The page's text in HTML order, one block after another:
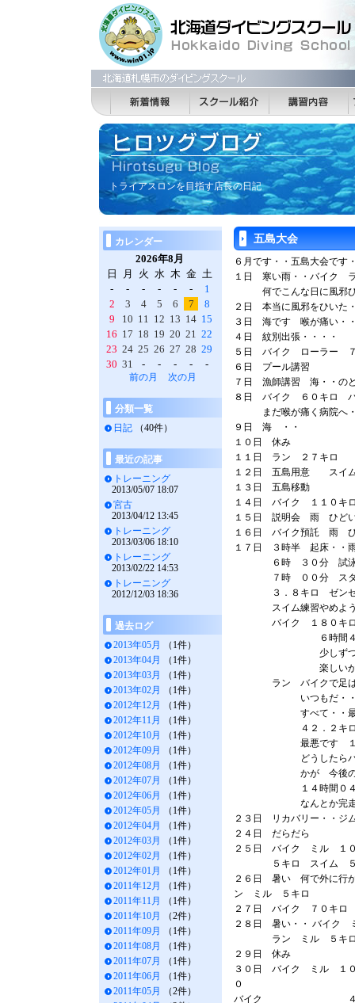
トライアスロンを目指す店長の日記
五島大会
６月です・・五島大会です
１日 寒い雨・・バイク
何でこんな日に風邪ひ
２日 本当に風邪をひいた
３日 海です 喉が痛い・
４日 紋別出張・・・・
５日 バイク ローラー
６日 プール講習
７日 漁師講習 海・・の
８日 バイク ６０キロ
まだ喉が痛く病院へ
９日 海 ・・
１０日 休み
１１日 ラン ２７キロ
１２日 五島用意 スイ
１３日 五島移動
１４日 バイク １１０
１５日 説明会 雨 ひど
１６日 バイク預託 雨
１７日 ３時半 起床・・
６時 ３０分 試泳・
７時 ００分 ス
３．８キロ ゼンゼ
スイム練習やめよう
バイク １８０キ
６時間４４分
少しずつ早く
楽しいが坂だ
ラン バイクで足は終
いつもだ・・ラン
すべて・・最大攻
４２．２キロ
最悪です １５０
どうしたらバイク
かが 今後の課題
１４時間０４分
なんとか完走
２３日 リカバリー・・ジ
２４日 だらだら
２５日 バイク ミル １
５キロ スイム
２６日 暑い 何で外に
ン ミル ５キロ
２７日 バイク ７０キ
２８日 暑い・・ バイク
ラン ミル ５キ
２９日 休み
３０日 バイク ミル １
０
バイク ４２０キ
カレンダー
2026年8月
日
月 火 水 木 金 土
-
- - - - -
1
2
3 4 5 6 7
8
9
10 11 12 13 14 15
16 17 18 19 20 21 22
23 24 25 26 27 28 29
30 31 - - - - -
前の月 次の月
分類一覧
日記 （40件）
最近の記事
トレーニング
2013/05/07 18:07
宮古
2013/04/12 13:45
トレーニング
2013/03/06 18:10
トレーニング
2013/02/22 14:53
トレーニング
2012/12/03 18:36
過去ログ
2013年05月
（1件）
2013年04月
（1件）
2013年03月
（1件）
2013年02月
（1件）
2012年12月
（1件）
2012年11月
（1件）
2012年10月
（1件）
2012年09月
（1件）
2012年08月
（1件）
2012年07月
（1件）
2012年06月
（1件）
2012年05月
（1件）
2012年04月
（1件）
2012年03月
（1件）
2012年02月
（1件）
2012年01月
（1件）
2011年12月
（1件）
2011年11月
（1件）
2011年10月
（2件）
2011年09月
（1件）
2011年08月
（1件）
2011年07月
（1件）
2011年06月
（1件）
2011年05月
（2件）